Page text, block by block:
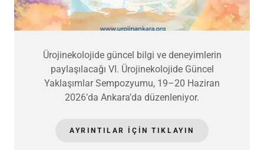
Ürojinekolojide güncel bilgi ve deneyimlerin
paylaşılacağı VI. Ürojinekolojide Güncel
Yaklaşımlar Sempozyumu, 19–20 Haziran
2026’da Ankara’da düzenleniyor.
AYRINTILAR IÇIN TIKLAYIN